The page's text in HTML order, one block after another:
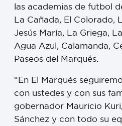
las academias de futbol
La Cañada, El Colorado,
Jesús María, La Griega,
Agua Azul, Calamanda,
Paseos del Marqués.
“En El Marqués
con ustedes y con sus
gobernador Mauricio
Sánchez y con todo su